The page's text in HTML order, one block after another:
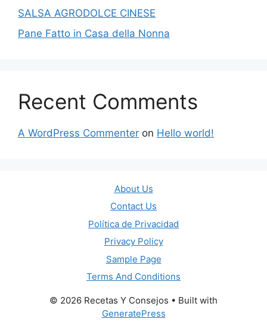
SALSA AGRODOLCE CINESE
Pane Fatto in Casa della Nonna
Recent Comments
A WordPress Commenter on Hello world!
About Us
Contact Us
Política de Privacidad
Privacy Policy
Sample Page
Terms And Conditions
© 2026 Recetas Y Consejos • Built with
GeneratePress